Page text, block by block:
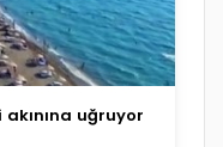
uğruyor